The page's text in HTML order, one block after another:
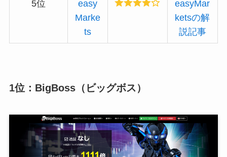
5位
easy
Marke
ts
easyMar
ketsの解
説記事
1位：BigBoss（ビッグボス）